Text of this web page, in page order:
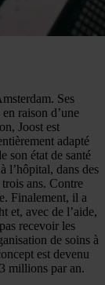
Ses
raison d’une
Joost est
adapté
son état de santé
l’hôpital, dans des
ans. Contre
Finalement, il a
et, avec de l’aide,
recevoir les
de soins à
est devenu
millions par an.